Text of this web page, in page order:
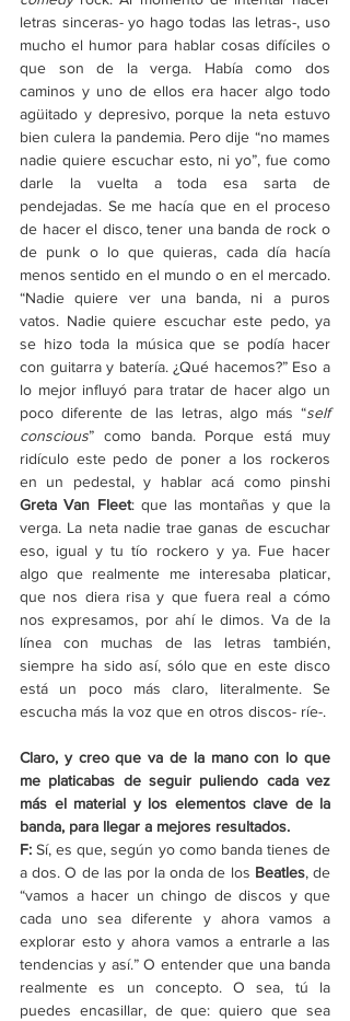
letras sinceras- yo hago todas las letras-, uso
mucho el humor para hablar cosas difíciles o
que son de la verga. Había como dos
caminos y uno de ellos era hacer algo todo
agüitado y depresivo, porque la neta estuvo
bien culera la pandemia. Pero dije “no mames
nadie quiere escuchar esto, ni yo”, fue como
darle la vuelta a toda esa sarta de
pendejadas. Se me hacía que en el proceso
de hacer el disco, tener una banda de rock o
de punk o lo que quieras, cada día hacía
menos sentido en el mundo o en el mercado.
“Nadie quiere ver una banda, ni a puros
vatos. Nadie quiere escuchar este pedo, ya
se hizo toda la música que se podía hacer
con guitarra y batería. ¿Qué hacemos?” Eso a
lo mejor influyó para tratar de hacer algo un
poco diferente de las letras, algo más “self
conscious” como banda. Porque está muy
ridículo este pedo de poner a los rockeros
Greta Van Fleet: que las montañas y que la
verga. La neta nadie trae ganas de escuchar
eso, igual y tu tío rockero y ya. Fue hacer
algo que realmente me interesaba platicar,
que nos diera risa y que fuera real a cómo
nos expresamos, por ahí le dimos. Va de la
línea con muchas de las letras también,
siempre ha sido así, sólo que en este disco
está un poco más claro, literalmente. Se
escucha más la voz que en otros discos- ríe-.
Claro, y creo que va de la mano con lo que
me platicabas de seguir puliendo cada vez
más el material y los elementos clave de la
banda, para llegar a mejores resultados.
F: Sí, es que, según yo como banda tienes de
a dos. O de las por la onda de los Beatles, de
“vamos a hacer un chingo de discos y que
cada uno sea diferente y ahora vamos a
explorar esto y ahora vamos a entrarle a las
tendencias y así.” O entender que una banda
realmente es un concepto. O sea, tú la
puedes encasillar, de que: quiero que sea